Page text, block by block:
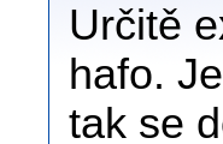
Určitě
hafo.
tak se